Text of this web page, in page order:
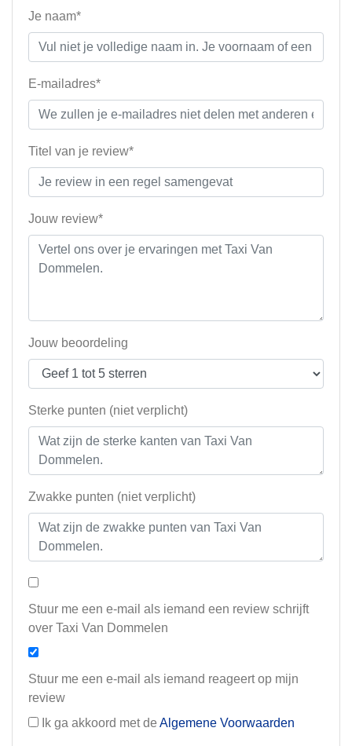
Je naam*
E-mailadres*
Titel van je review*
Jouw review*
Jouw beoordeling
Sterke punten (niet verplicht)
Zwakke punten (niet verplicht)
Stuur me een e-mail als iemand een review schrijft
over Taxi Van Dommelen
Stuur me een e-mail als iemand reageert op mijn
review
Ik ga akkoord met de Algemene Voorwaarden